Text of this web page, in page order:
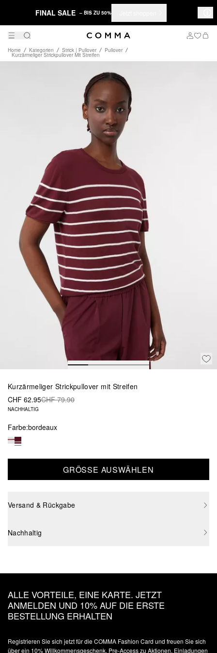
FINAL SALE – BIS ZU 50%
Home Kategorien Strick | Pullover Pullover
Kurzärmeliger Strickpullover Mit Streifen
Kurzärmeliger Strickpullover mit Streifen
CHF 62.95CHF 79.90
NACHHALTIG
Farbe:bordeaux
GRÖSSE AUSWÄHLEN
Versand & Rückgabe
Nachhaltig
ALLE VORTEILE, EINE KARTE. JETZT
ANMELDEN UND 10% AUF DIE ERSTE
BESTELLUNG ERHALTEN
Registrieren Sie sich jetzt für die COMMA Fashion Card und freuen Sie sich
über ein 10% Willkommensgeschenk, Pre-Access zu Aktionen, Einladungen